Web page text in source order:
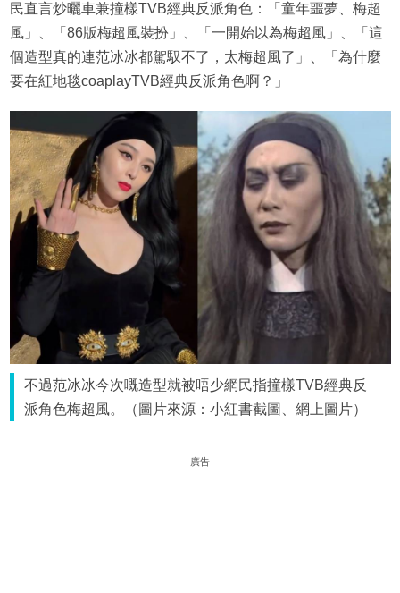
民直言炒曬車兼撞樣TVB經典反派角色：「童年噩夢、梅超
風」、「86版梅超風裝扮」、「一開始以為梅超風」、「這
個造型真的連范冰冰都駕馭不了，太梅超風了」、「為什麼
要在紅地毯coaplayTVB經典反派角色啊？」
不過范冰冰今次嘅造型就被唔少網民指撞樣TVB經典反
派角色梅超風。（圖片來源：小紅書截圖、網上圖片）
廣告